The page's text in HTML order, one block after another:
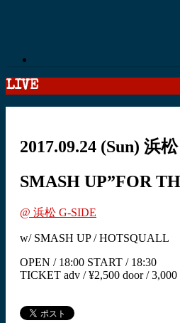
LIVE
2017.09.24 (Sun) 浜
SMASH UP”FOR
@ 浜松 G-SIDE
w/ SMASH UP / HOTSQUALL
OPEN / 18:00 START / 18:30
TICKET adv / ¥2,500 door / 3,000